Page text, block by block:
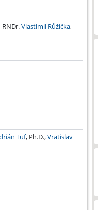
RNDr.Vlastimil Růžička,
Tuf, Ph.D.,Vratislav